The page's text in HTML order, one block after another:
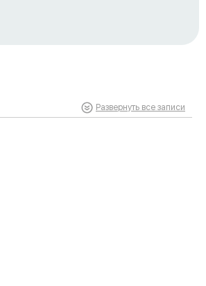
Развернуть все записи